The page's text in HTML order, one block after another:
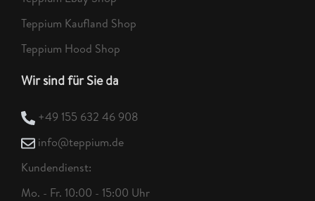
Teppium Kaufland Shop
Teppium Hood Shop
Wir sind für Sie da
+49 155 632 46 908
info@teppium.de
Kundendienst:
Mo. - Fr. 10:00 - 15:00 Uhr